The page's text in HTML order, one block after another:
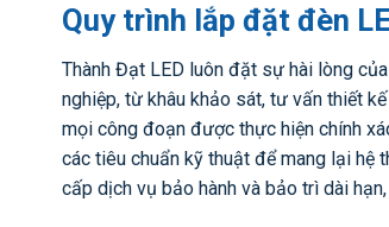
Quy trình lắp đặt đèn
Thành Đạt LED luôn đặt sự hài lòng
nghiệp, từ khâu khảo sát, tư vấn thiết
mọi công đoạn được thực hiện chính
các tiêu chuẩn kỹ thuật để mang lại hệ
cấp dịch vụ bảo hành và bảo trì dài